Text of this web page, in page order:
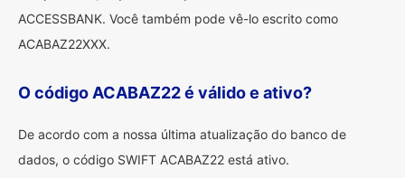
ACCESSBANK. Você também pode vê-lo escrito como
ACABAZ22XXX.
O código ACABAZ22 é válido e ativo?
De acordo com a nossa última atualização do banco de
dados, o código SWIFT ACABAZ22 está ativo.